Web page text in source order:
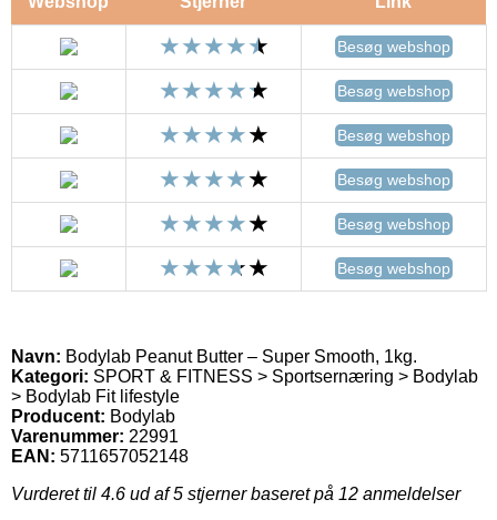
Besøg webshop
Besøg webshop
Besøg webshop
Besøg webshop
Besøg webshop
Besøg webshop
Navn: Bodylab Peanut Butter – Super Smooth, 1kg.
Kategori: SPORT & FITNESS > Sportsernæring > Bodylab
> Bodylab Fit lifestyle
Producent: Bodylab
Varenummer: 22991
EAN: 5711657052148
Vurderet til 4.6 ud af 5 stjerner baseret på 12 anmeldelser